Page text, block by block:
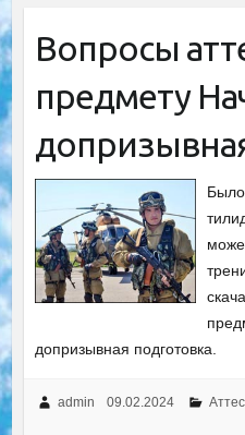
Вопросы
предмету
допризывная подготовка.
admin 09.02.2024